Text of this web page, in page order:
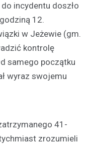
incydentu doszło
12.
w Jeżewie (gm.
kontrolę
samego początku
wyraz swojemu
41-
zrozumieli